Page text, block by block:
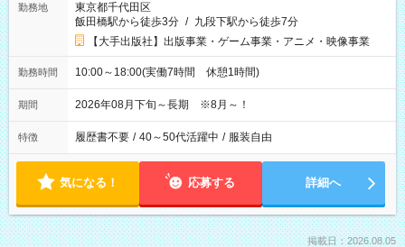
勤務地
東京都千代田区
飯田橋駅から徒歩3分 / 九段下駅から徒歩7分
【大手出版社】出版事業・ゲーム事業・アニメ・映像事業
勤務時間 10:00～18:00(実働7時間 休憩1時間)
期間 2026年08月下旬～長期 ※8月～！
特徴 履歴書不要 / 40～50代活躍中 / 服装自由
気になる！ 応募する 詳細へ
掲載日：2026.08.05